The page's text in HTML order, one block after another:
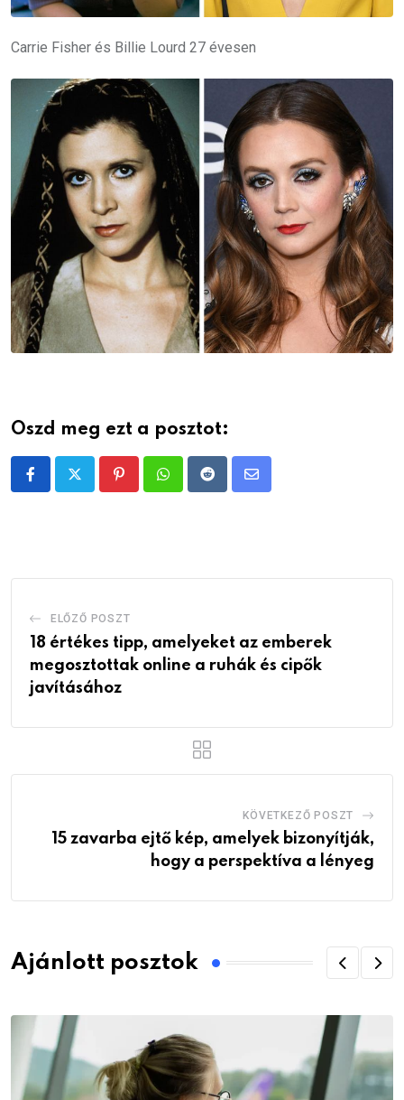
Carrie Fisher és Billie Lourd 27 évesen
Oszd meg ezt a posztot:
PinterestWhatsappRedditShare
ELŐZŐ POSZT
18 értékes tipp, amelyeket az emberek
megosztottak online a ruhák és cipők
javításához
KÖVETKEZŐ POSZT
15 zavarba ejtő kép, amelyek bizonyítják,
hogy a perspektíva a lényeg
Ajánlott posztok